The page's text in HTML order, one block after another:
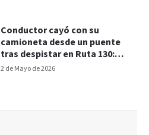
2 de Mayo de 2026
Conductor cayó con su
camioneta desde un puente
tras despistar en Ruta 130:
sufrió heridas leves